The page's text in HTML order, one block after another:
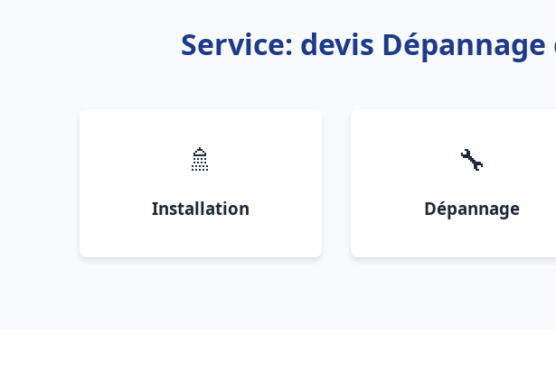
Service: devis
🚿
Installation
🔧
Dépannage